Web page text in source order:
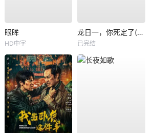
眼眸
HD中字
龙日一，你死定了(短剧)
已完结